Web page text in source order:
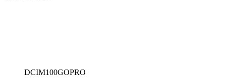
DCIM100GOPRO